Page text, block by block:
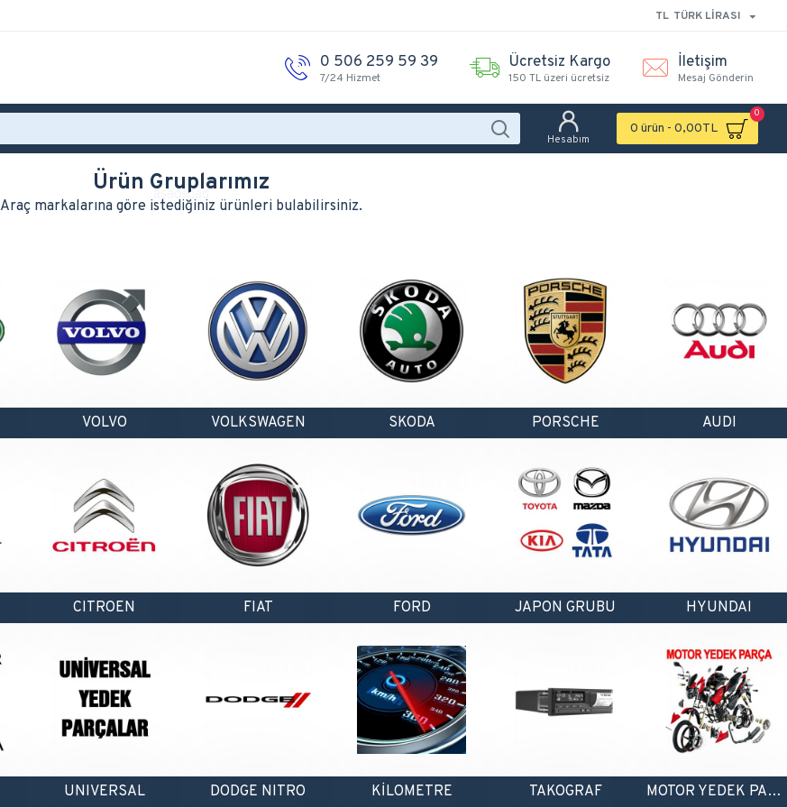
TL TÜRK LIRASI
0 506 259 59 39
7/24 Hizmet
Ücretsiz Kargo
150 TL üzeri ücretsiz
İletişim
Mesaj Gönderin
Hesabım
0 ürün - 0,00TL
0
Ürün Gruplarımız
Araç markalarına göre istediğiniz ürünleri bulabilirsiniz.
VOLVO VOLKSWAGEN SKODA PORSCHE AUDI
CITROEN FIAT FORD JAPON GRUBU HYUNDAI
UNIVERSAL DODGE NITRO KİLOMETRE TAKOGRAF MOTOR YEDEK PARÇA